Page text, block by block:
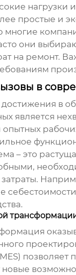
нагрузки
простые и
многие
они
на ремонт.
в
в
является
– это
позволяет
новые